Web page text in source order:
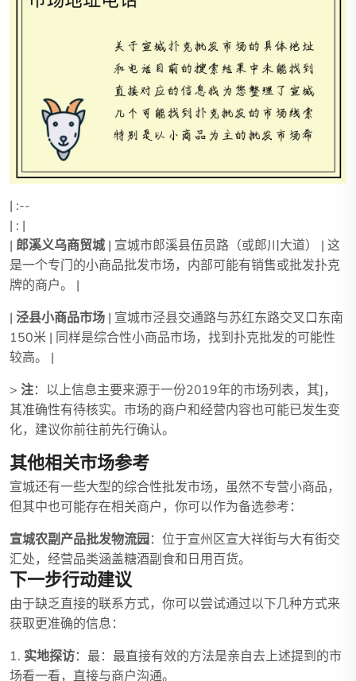
| :--
| : |
| 郎溪义乌商贸城 | 宣城市郎溪县伍员路（或郎川大道） | 这
是一个专门的小商品批发市场，内部可能有销售或批发扑克
牌的商户。 |
| 泾县小商品市场 | 宣城市泾县交通路与苏红东路交叉口东南
150米 | 同样是综合性小商品市场，找到扑克批发的可能性
较高。 |
> 注：以上信息主要来源于一份2019年的市场列表，其]，
其准确性有待核实。市场的商户和经营内容也可能已发生变
化，建议你前往前先行确认。
其他相关市场参考
宣城还有一些大型的综合性批发市场，虽然不专营小商品，
但其中也可能存在相关商户，你可以作为备选参考：
宣城农副产品批发物流园 ：位于宣州区宣大祥街与大有街交
汇处，经营品类涵盖糖酒副食和日用百货。
下一步行动建议
由于缺乏直接的联系方式，你可以尝试通过以下几种方式来
获取更准确的信息：
1. 实地探访：最：最直接有效的方法是亲自去上述提到的市
场看一看，直接与商户沟通。